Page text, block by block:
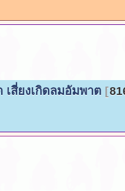
เสี่ยงเกิดลมอัมพาต